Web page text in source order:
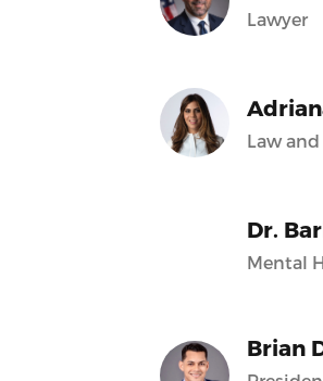
Lawyer
Law
Dr.
Mental
Brian